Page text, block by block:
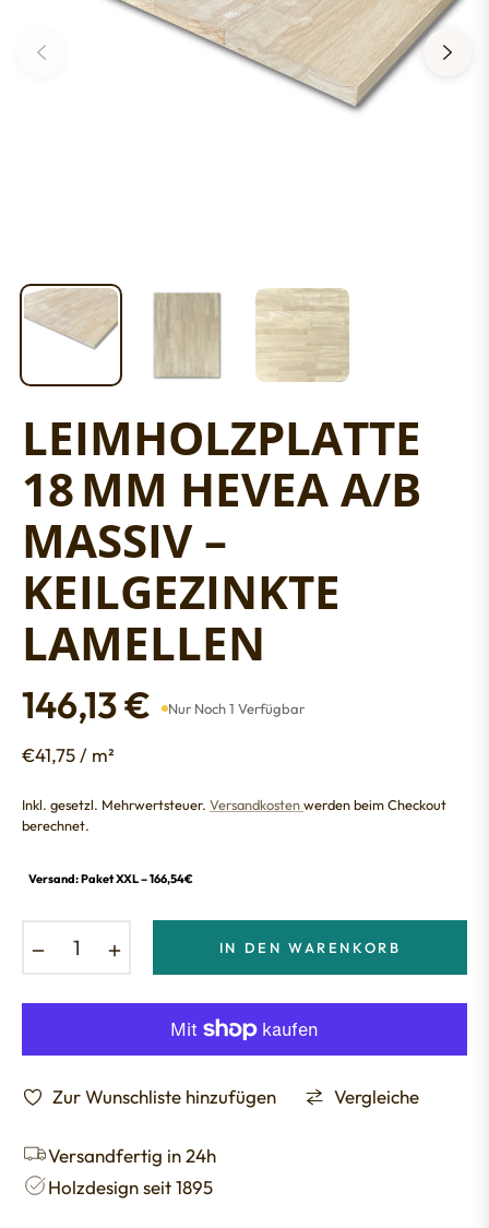
LEIMHOLZPLATTE
18 MM HEVEA A/B
MASSIV –
KEILGEZINKTE
LAMELLEN
Normaler
Preis
146,13 € Nur Noch 1 Verfügbar
€41,75 / m²
Inkl. gesetzl. Mehrwertsteuer. Versandkostenwerden beim Checkout
berechnet.
Versand: Paket XXL – 166,54€
IN DEN WARENKORB
Zur Wunschliste hinzufügen Vergleiche
Versandfertig in 24h
Holzdesign seit 1895